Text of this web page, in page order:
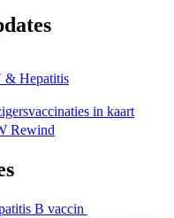
Hepatitis
in kaart
Rewind
B vaccin